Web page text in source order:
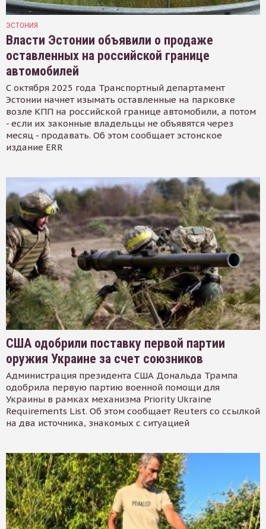
ЭСТОНИЯ
Власти Эстонии объявили о продаже
оставленных на российской границе
автомобилей
С октября 2025 года Транспортный департамент
Эстонии начнет изымать оставленные на парковке
возле КПП на российской границе автомобили, а потом
- если их законные владельцы не объявятся через
месяц - продавать. Об этом сообщает эстонское
издание ERR
США одобрили поставку первой партии
оружия Украине за счет союзников
Администрация президента США Дональда Трампа
одобрила первую партию военной помощи для
Украины в рамках механизма Priority Ukraine
Requirements List. Об этом сообщает Reuters со ссылкой
на два источника, знакомых с ситуацией